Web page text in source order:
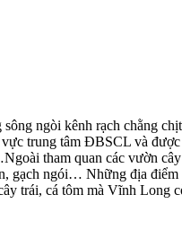
ngòi kênh rạch chằng
trung tâm ĐBSCL và
tham quan các vườn
gạch ngói… Những địa
trái, cá tôm mà Vĩnh Long